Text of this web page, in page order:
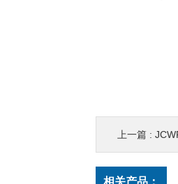
上一篇 :
相关产品：